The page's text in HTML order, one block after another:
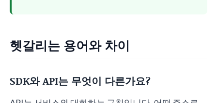
헷갈리는 용어와 차이
SDK와 API는 무엇이 다른가요?